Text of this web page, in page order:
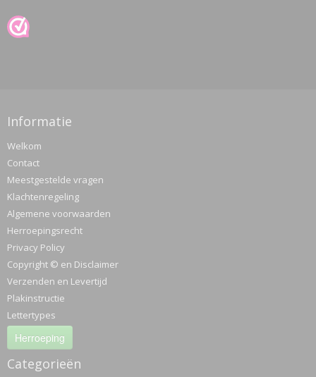
Informatie
Welkom
Contact
Meestgestelde vragen
Klachtenregeling
Algemene voorwaarden
Herroepingsrecht
Privacy Policy
Copyright © en Disclaimer
Verzenden en Levertijd
Plakinstructie
Lettertypes
Herroeping
Categorieën